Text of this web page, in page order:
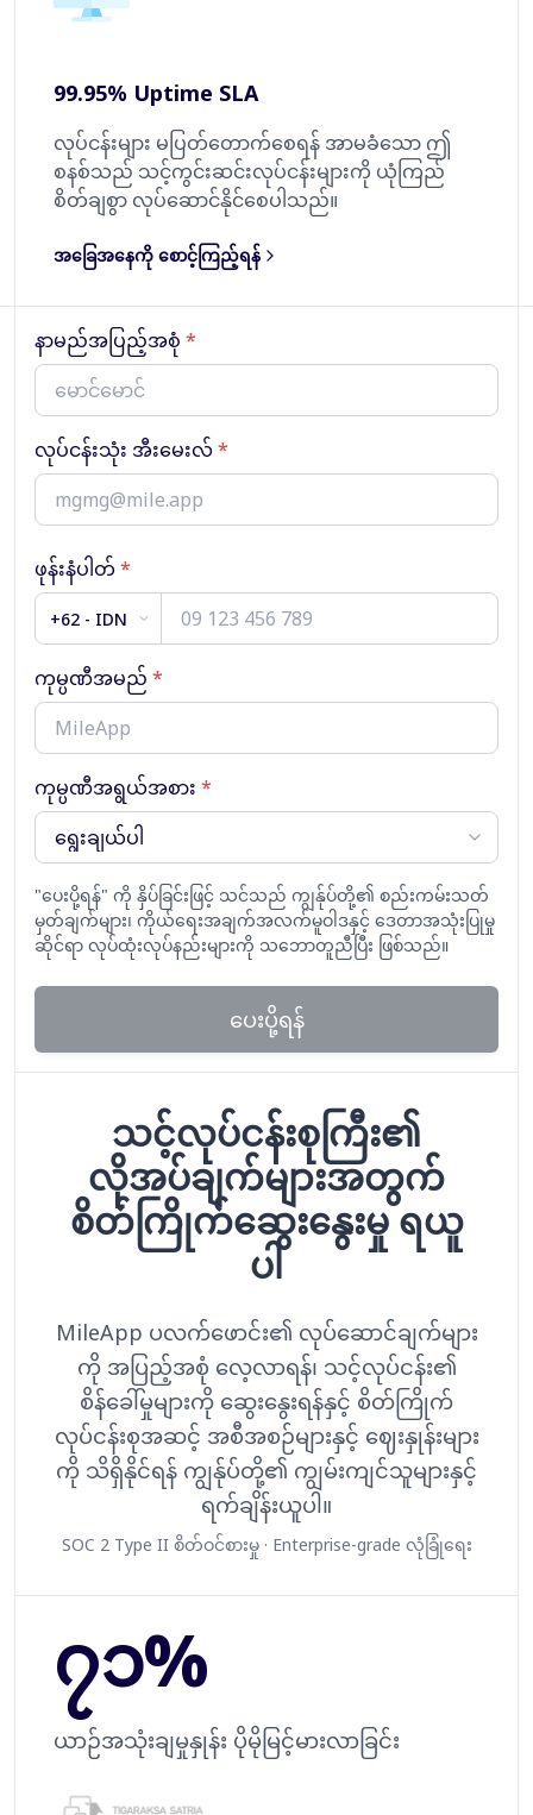
99.95% Uptime SLA
လုပ်ငန်းများ မပြတ်တောက်စေရန် အာမခံသော ဤ
စနစ်သည် သင့်ကွင်းဆင်းလုပ်ငန်းများကို ယုံကြည်
စိတ်ချစွာ လုပ်ဆောင်နိုင်စေပါသည်။
အခြေအနေကို စောင့်ကြည့်ရန်
သင့်လုပ်ငန်းစုကြီး၏
လိုအပ်ချက်များအတွက်
စိတ်ကြိုက်ဆွေးနွေးမှု ရယူ
ပါ
MileApp ပလက်ဖောင်း၏ လုပ်ဆောင်ချက်များ
ကို အပြည့်အစုံ လေ့လာရန်၊ သင့်လုပ်ငန်း၏
စိန်ခေါ်မှုများကို ဆွေးနွေးရန်နှင့် စိတ်ကြိုက်
လုပ်ငန်းစုအဆင့် အစီအစဉ်များနှင့် ဈေးနှုန်းများ
ကို သိရှိနိုင်ရန် ကျွန်ုပ်တို့၏ ကျွမ်းကျင်သူများနှင့်
ရက်ချိန်းယူပါ။
SOC 2 Type II စိတ်ဝင်စားမှု · Enterprise-grade လုံခြုံရေး
၇၁%
ယာဉ်အသုံးချမှုနှုန်း ပိုမိုမြင့်မားလာခြင်း
နာမည်အပြည့်အစုံ *
လုပ်ငန်းသုံး အီးမေးလ်*
ဖုန်းနံပါတ် *
+62 - IDN
ကုမ္ပဏီအမည် *
ကုမ္ပဏီအရွယ်အစား *
"ပေးပို့ရန်" ကို နှိပ်ခြင်းဖြင့် သင်သည် ကျွန်ုပ်တို့၏ စည်းကမ်းသတ်
မှတ်ချက်များ၊ ကိုယ်ရေးအချက်အလက်မူဝါဒနှင့် ဒေတာအသုံးပြုမှု
ဆိုင်ရာ လုပ်ထုံးလုပ်နည်းများကို သဘောတူညီပြီး ဖြစ်သည်။
ပေးပို့ရန်